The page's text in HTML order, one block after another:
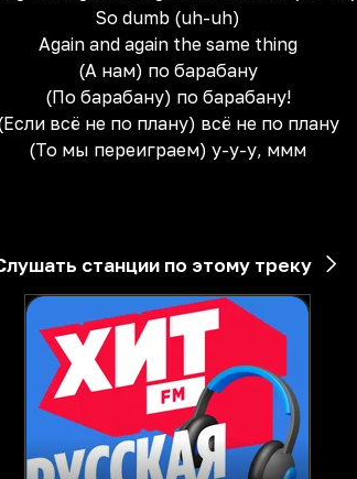
So dumb (uh-uh)
Again and again the same thing
(А нам) по барабану
(По барабану) по барабану!
всё не по плану) всё не по плану
(То мы переиграем) у-у-у, ммм
станции по этому треку